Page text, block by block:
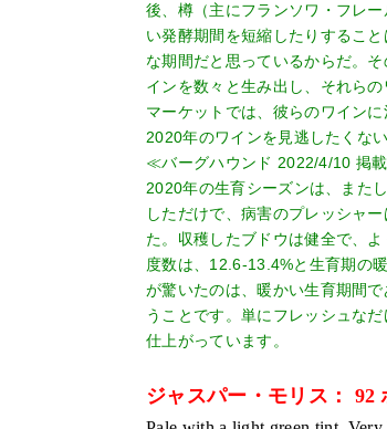
後、樽（主にフランソワ・フレ
い発酵期間を短縮したりするこ
な期間だと思っているからだ。
インを数々と生み出し、それら
マーケットでは、彼らのワイン
2020年のワインを見逃したくない
≪バーグハウンド 2022/4/10 掲
2020年の生育シーズンは、また
しただけで、病害のプレッシャ
た。収穫したブドウは健全で、
度数は、12.6-13.4%と生育期の
が驚いたのは、暖かい生育期間
うことです。単にフレッシュな
仕上がっています。
ジャスパー・モリス：